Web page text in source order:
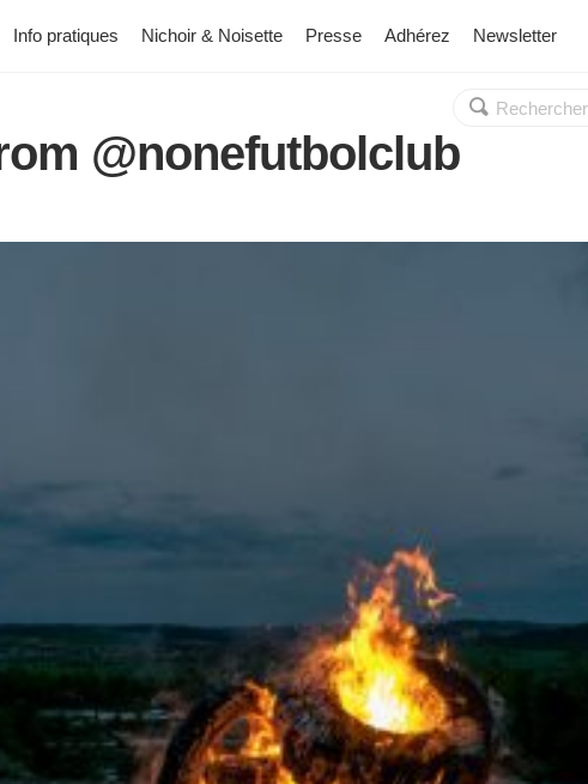
Info pratiques Nichoir & Noisette Presse Adhérez Newsletter
Rechercher :
OK
@nonefutbolclub